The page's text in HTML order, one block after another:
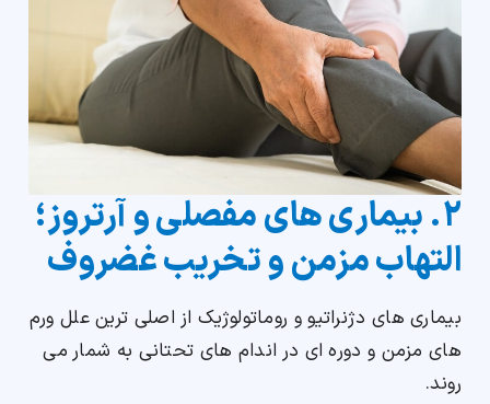
۲. بیماری های مفصلی و آرتروز؛
التهاب مزمن و تخریب غضروف
بیماری های دژنراتیو و روماتولوژیک از اصلی ترین علل ورم
های مزمن و دوره ای در اندام های تحتانی به شمار می
روند.